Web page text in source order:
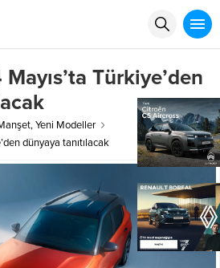
Türkiye’den
,Yeni Modeller
dünyaya tanıtılacak